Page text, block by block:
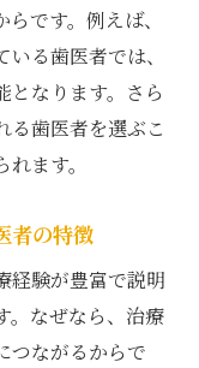
です。例えば、
る歯医者では、
となります。さら
る歯医者を選ぶこ
ます。
者の特徴
経験が豊富で説明
。なぜなら、治療
つながるからで